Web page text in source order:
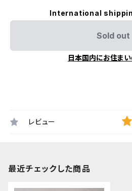
International
Sold out
日本国内にお住ま
レビュー
最近チェックした商品